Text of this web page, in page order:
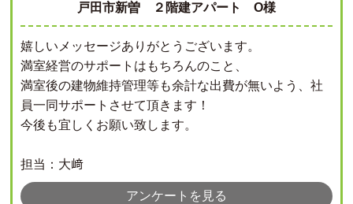
戸田市新曽 ２階建アパート O様
嬉しいメッセージありがとうございます。
満室経営のサポートはもちろんのこと、
満室後の建物維持管理等も余計な出費が無いよう、社
員一同サポートさせて頂きます！
今後も宜しくお願い致します。
担当：大﨑
アンケートを見る